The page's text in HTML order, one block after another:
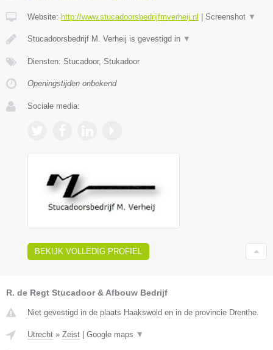
Website: http://www.stucadoorsbedrijfmverheij.nl Screenshot ▼
Stucadoorsbedrijf M. Verheij is gevestigd in ▼
Diensten: Stucadoor, Stukadoor
Openingstijden onbekend
Sociale media:
BEKIJK VOLLEDIG PROFIEL
R. de Regt Stucadoor & Afbouw Bedrijf
Niet gevestigd in de plaats Haakswold en in de provincie Drenthe.
Utrecht » Zeist Google maps ▼